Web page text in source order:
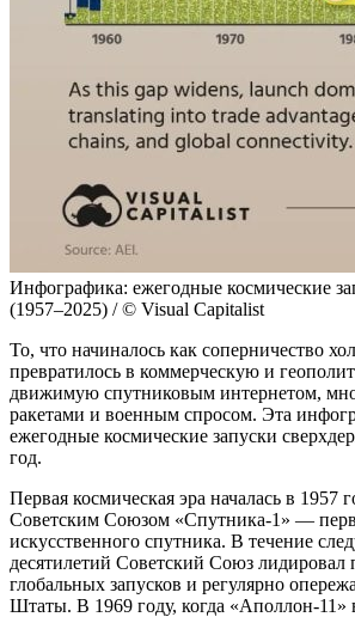
Инфографика: ежегодные космические
(1957–2025) / © Visual Capitalist
То, что начиналось как соперничество
превратилось в коммерческую и
движимую спутниковым интернетом,
ракетами и военным спросом. Эта
ежегодные космические запуски
год.
Первая космическая эра началась в 1957
Советским Союзом «Спутника-1» —
искусственного спутника. В течение
десятилетий Советский Союз лидировал
глобальных запусков и регулярно
Штаты. В 1969 году, когда «Аполлон-11»